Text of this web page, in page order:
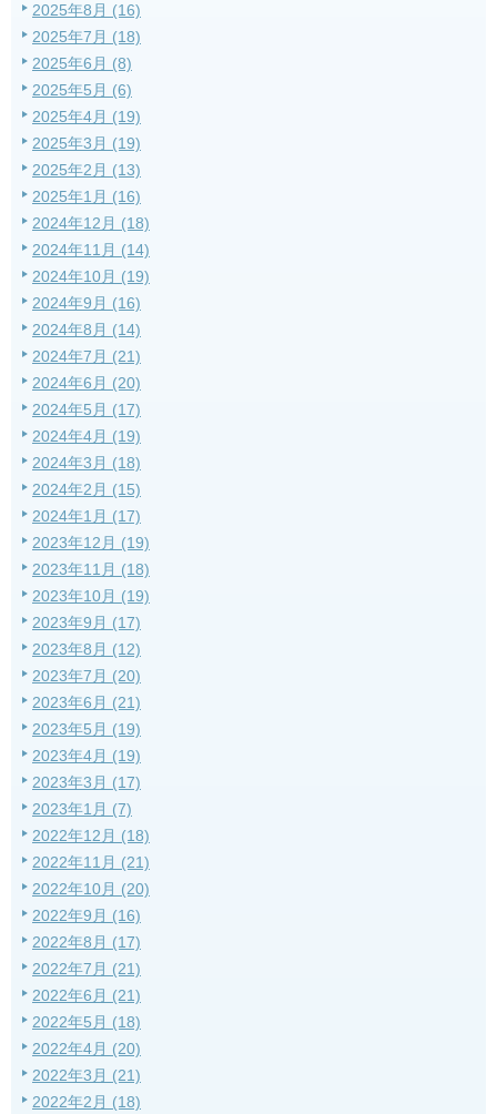
2025年8月 (16)
2025年7月 (18)
2025年6月 (8)
2025年5月 (6)
2025年4月 (19)
2025年3月 (19)
2025年2月 (13)
2025年1月 (16)
2024年12月 (18)
2024年11月 (14)
2024年10月 (19)
2024年9月 (16)
2024年8月 (14)
2024年7月 (21)
2024年6月 (20)
2024年5月 (17)
2024年4月 (19)
2024年3月 (18)
2024年2月 (15)
2024年1月 (17)
2023年12月 (19)
2023年11月 (18)
2023年10月 (19)
2023年9月 (17)
2023年8月 (12)
2023年7月 (20)
2023年6月 (21)
2023年5月 (19)
2023年4月 (19)
2023年3月 (17)
2023年1月 (7)
2022年12月 (18)
2022年11月 (21)
2022年10月 (20)
2022年9月 (16)
2022年8月 (17)
2022年7月 (21)
2022年6月 (21)
2022年5月 (18)
2022年4月 (20)
2022年3月 (21)
2022年2月 (18)